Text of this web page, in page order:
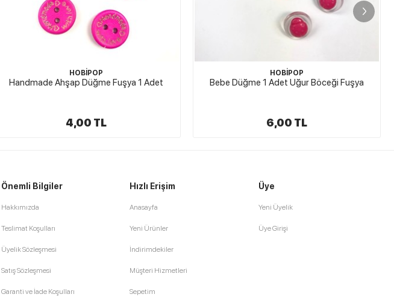
HOBİPOP
Handmade Ahşap Düğme Fuşya 1 Adet
4,00 TL
HOBİPOP
Bebe Düğme 1 Adet Uğur Böceği Fuşya
6,00 TL
Önemli Bilgiler
Hakkımızda
Teslimat Koşulları
Üyelik Sözleşmesi
Satış Sözleşmesi
Garanti ve İade Koşulları
Hızlı Erişim
Anasayfa
Yeni Ürünler
İndirimdekiler
Müşteri Hizmetleri
Sepetim
Üye
Yeni Üyelik
Üye Girişi